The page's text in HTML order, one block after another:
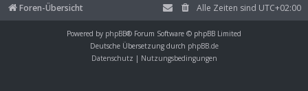
Foren-Übersicht Alle Zeiten sind UTC+02:00
Powered by phpBB® Forum Software © phpBB Limited
Deutsche Übersetzung durch phpBB.de
Datenschutz | Nutzungsbedingungen